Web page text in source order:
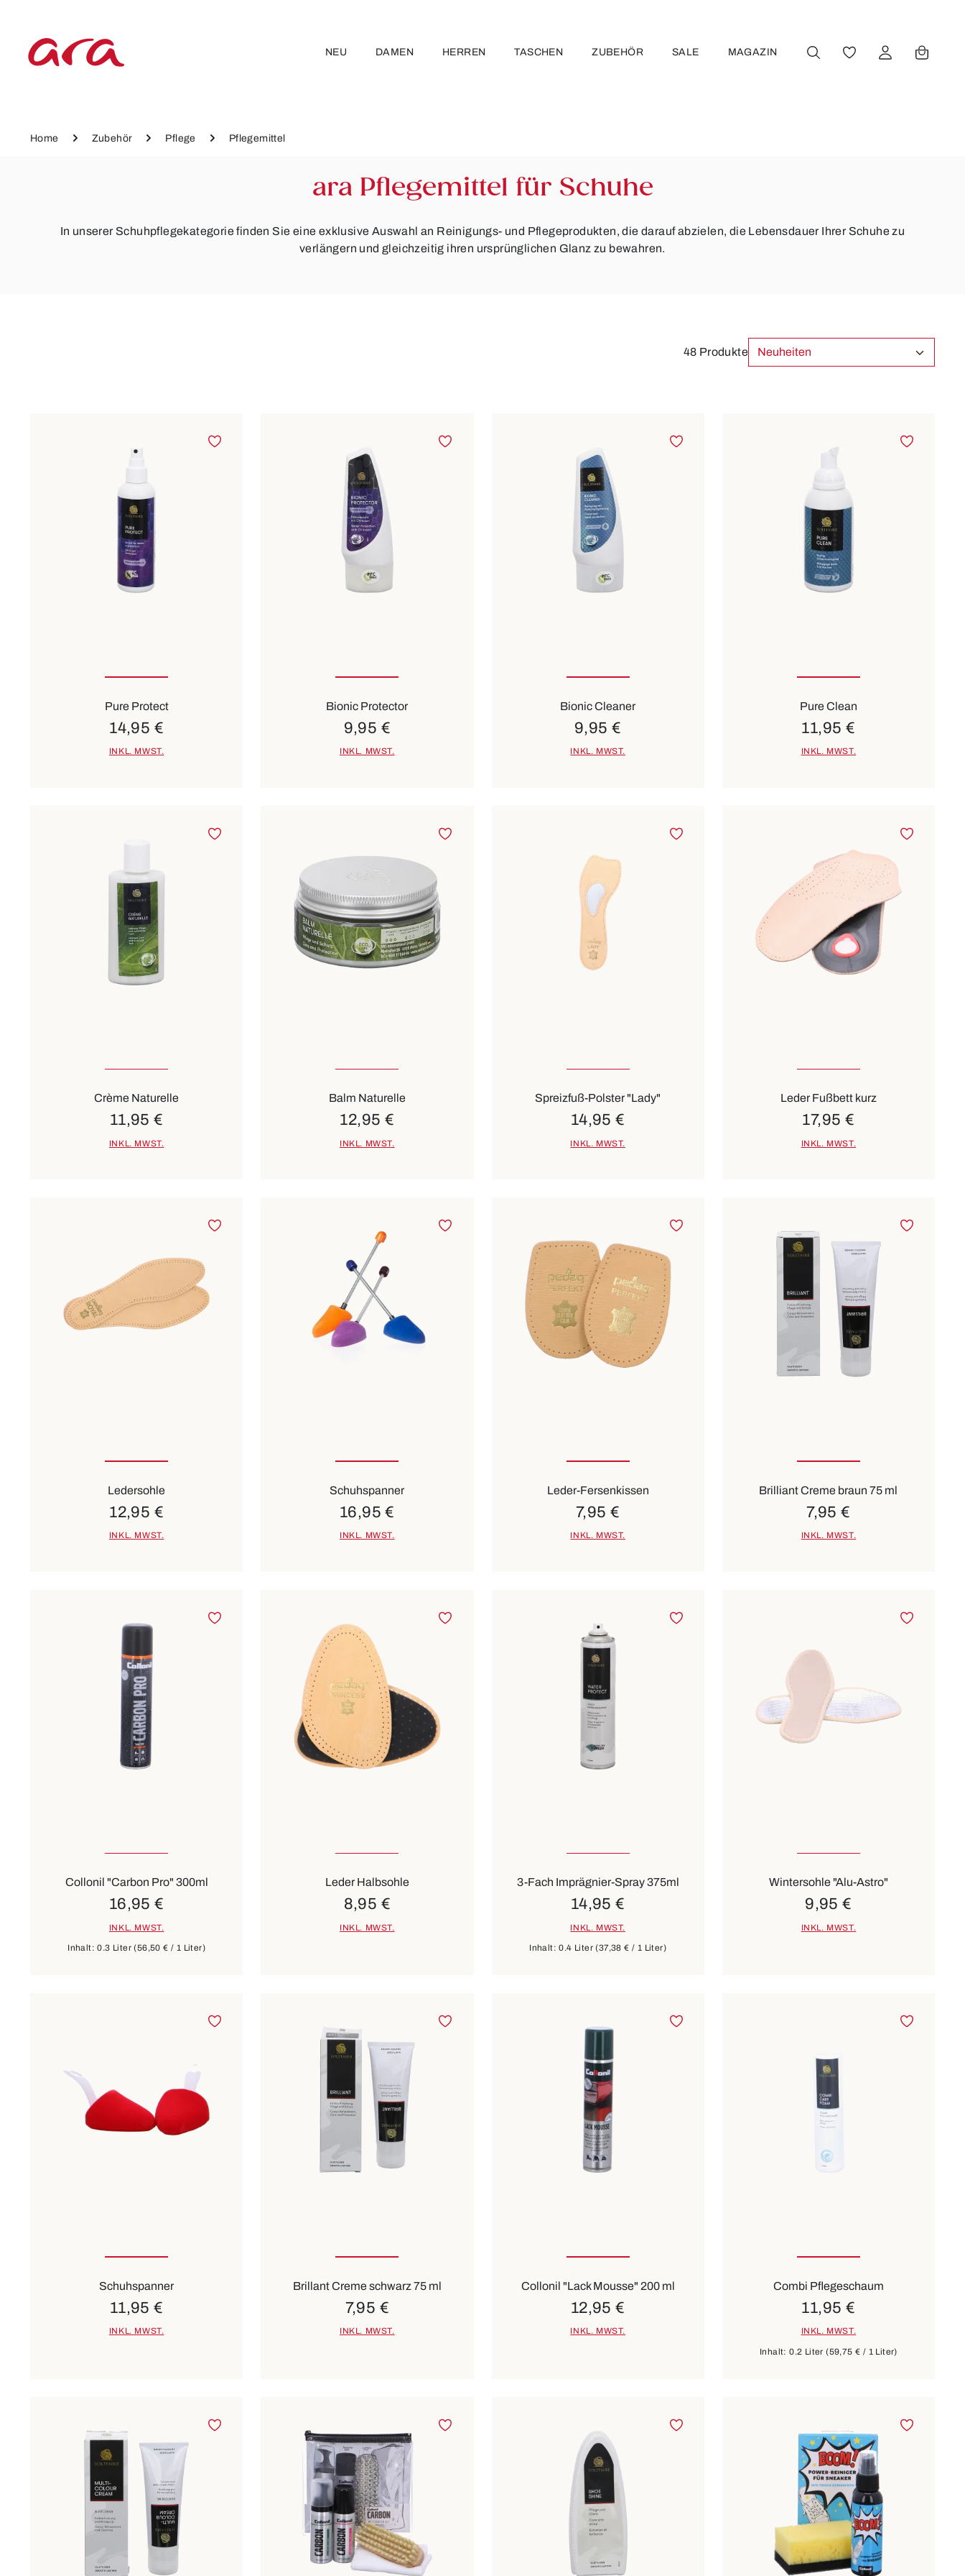
NEU DAMEN HERREN TASCHEN ZUBEHÖR SALE MAGAZIN DU HAST 0
Home Zubehör Pflege Pflegemittel
ara Pflegemittel für Schuhe
In unserer Schuhpflegekategorie finden Sie eine exklusive Auswahl an Reinigungs- und Pflegeprodukten, die darauf abzielen, die Lebensdauer Ihrer Schuhe zu
verlängern und gleichzeitig ihren ursprünglichen Glanz zu bewahren.
48 Produkte
Pure Protect
14,95 €
INKL. MWST.
Bionic Protector
9,95 €
INKL. MWST.
Bionic Cleaner
9,95 €
INKL. MWST.
Pure Clean
11,95 €
INKL. MWST.
Crème Naturelle
11,95 €
INKL. MWST.
Balm Naturelle
12,95 €
INKL. MWST.
Spreizfuß-Polster "Lady"
14,95 €
INKL. MWST.
Leder Fußbett kurz
17,95 €
INKL. MWST.
Ledersohle
12,95 €
INKL. MWST.
Schuhspanner
16,95 €
INKL. MWST.
Leder-Fersenkissen
7,95 €
INKL. MWST.
Brilliant Creme braun 75 ml
7,95 €
INKL. MWST.
Collonil "Carbon Pro" 300ml
Inhalt:0.3 Liter(56,50 € / 1 Liter)
16,95 €
INKL. MWST.
Leder Halbsohle
8,95 €
INKL. MWST.
3-Fach Imprägnier-Spray 375ml
Inhalt:0.4 Liter(37,38 € / 1 Liter)
14,95 €
INKL. MWST.
Wintersohle "Alu-Astro"
9,95 €
INKL. MWST.
Schuhspanner
11,95 €
INKL. MWST.
Brillant Creme schwarz 75 ml
7,95 €
INKL. MWST.
Collonil "Lack Mousse" 200 ml
12,95 €
INKL. MWST.
Combi Pflegeschaum
Inhalt:0.2 Liter(59,75 € / 1 Liter)
11,95 €
INKL. MWST.